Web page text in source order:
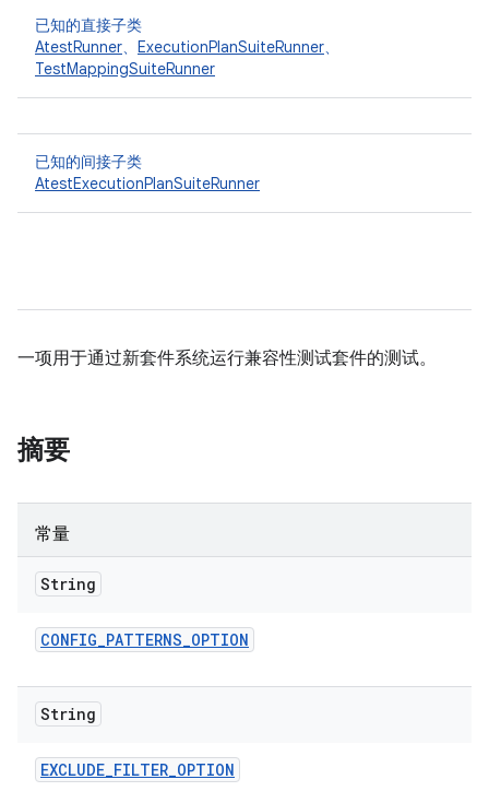
已知的直接子类
AtestRunner、 ExecutionPlanSuiteRunner、
TestMappingSuiteRunner
已知的间接子类
AtestExecutionPlanSuiteRunner
一项用于通过新套件系统运行兼容性测试套件的测试。
摘要
常量
String
CONFIG_PATTERNS_OPTION
String
EXCLUDE_FILTER_OPTION